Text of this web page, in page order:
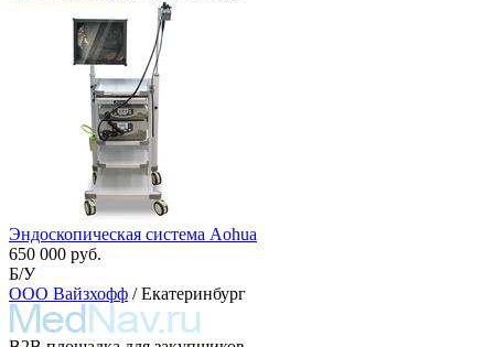
Эндоскопическая система Aohua
650 000 руб.
Б/У
ООО Вайзхофф / Екатеринбург